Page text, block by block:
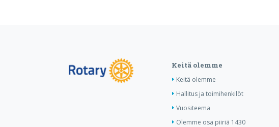
Keitä olemme
Keitä olemme
Hallitus ja toimihenkilöt
Vuositeema
Olemme osa piiriä 1430